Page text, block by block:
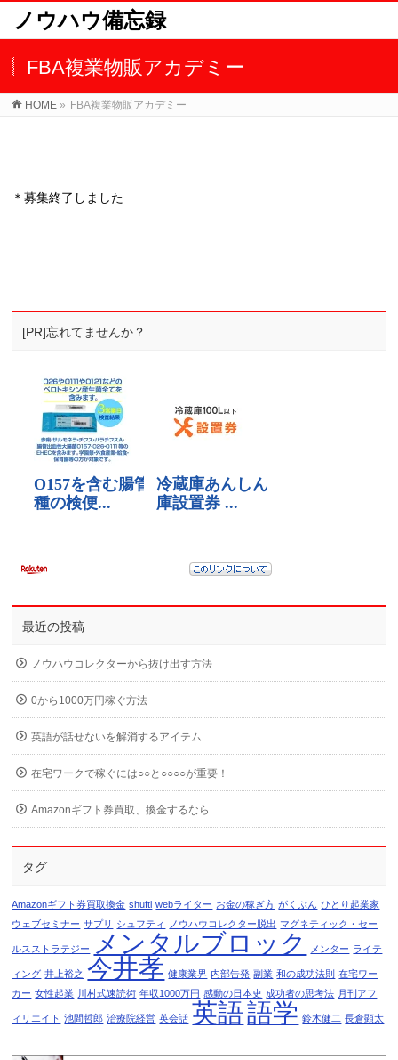
ノウハウ備忘録
FBA複業物販アカデミー
HOME » FBA複業物販アカデミー
＊募集終了しました
[PR]忘れてませんか？
最近の投稿
ノウハウコレクターから抜け出す方法
0から1000万円稼ぐ方法
英語が話せないを解消するアイテム
在宅ワークで稼ぐには○○と○○○○が重要！
Amazonギフト券買取、換金するなら
タグ
Amazonギフト券買取換金 shufti webライター お金の稼ぎ方 がくぶん ひとり起業家
ウェブセミナー サプリ シュフティ ノウハウコレクター脱出 マグネティック・セー
ルスストラテジー メンタルブロック メンター ライテ
ィング 井上裕之 今井孝 健康業界 内部告発 副業 和の成功法則 在宅ワー
カー 女性起業 川村式速読術 年収1000万円 感動の日本史 成功者の思考法 月刊アフ
ィリエイト 池間哲郎 治療院経営 英会話 英語語学 鈴木健二 長倉顕太